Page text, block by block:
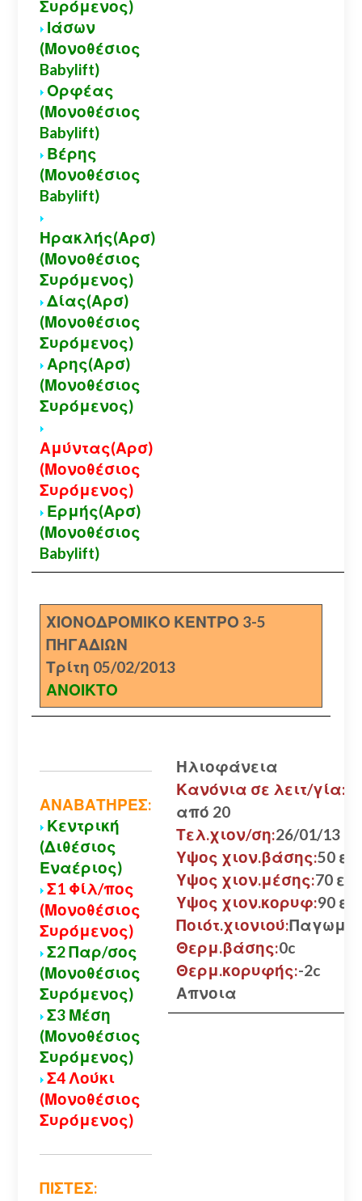
Συρόμενος)
Ιάσων
(Μονοθέσιος
Babylift)
Ορφέας
(Μονοθέσιος
Babylift)
Βέρης
(Μονοθέσιος
Babylift)
Ηρακλής(Αρσ)
(Μονοθέσιος
Συρόμενος)
Δίας(Αρσ)
(Μονοθέσιος
Συρόμενος)
Αρης(Αρσ)
(Μονοθέσιος
Συρόμενος)
Αμύντας(Αρσ)
(Μονοθέσιος
Συρόμενος)
Ερμής(Αρσ)
(Μονοθέσιος
Babylift)
ΧΙΟΝΟΔΡΟΜΙΚΟ ΚΕΝΤΡΟ 3-5
ΠΗΓΑΔΙΩΝ
Τρίτη 05/02/2013
ΑΝΟΙΚΤΟ
ΑΝΑΒΑΤΗΡΕΣ:
Κεντρική
(Διθέσιος
Εναέριος)
Σ1 Φίλ/πος
(Μονοθέσιος
Συρόμενος)
Σ2 Παρ/σος
(Μονοθέσιος
Συρόμενος)
Σ3 Μέση
(Μονοθέσιος
Συρόμενος)
Σ4 Λούκι
(Μονοθέσιος
Συρόμενος)
ΠΙΣΤΕΣ:
Ηλιοφάνεια
Κανόνια σε λειτ/γία:
από 20
Τελ.χιον/ση:26/01/13
Υψος χιον.βάσης:50 εκ.
Υψος χιον.μέσης:70 εκ.
Υψος χιον.κορυφ:90 εκ.
Ποιότ.χιονιού:
Θερμ.βάσης:0c
Θερμ.κορυφής:-2c
Απνοια